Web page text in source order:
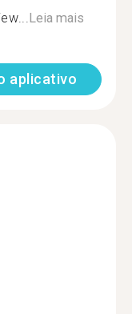
Leia mais
aplicativo